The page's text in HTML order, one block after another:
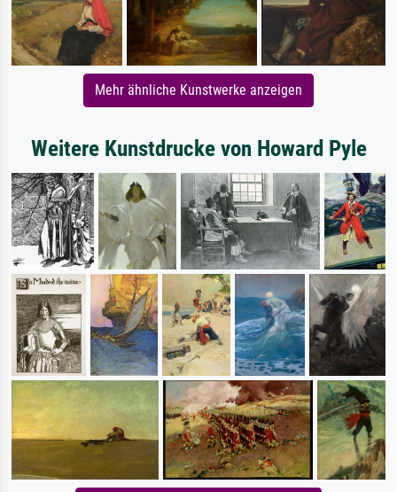
Mehr ähnliche Kunstwerke anzeigen
Weitere Kunstdrucke von Howard Pyle